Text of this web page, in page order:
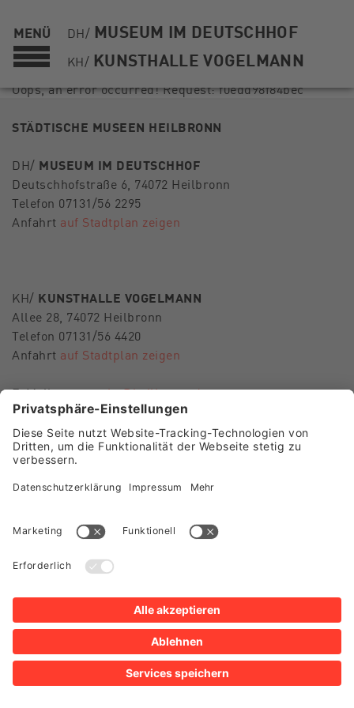
MENÜ DH/ MUSEUM IM DEUTSCHHOF
KH/ KUNSTHALLE VOGELMANN
Oops, an error occurred! Request: f0edd98f84bec
STÄDTISCHE MUSEEN HEILBRONN
DH/ MUSEUM IM DEUTSCHHOF
Deutschhofstraße 6, 74072 Heilbronn
Telefon 07131/56 2295
Anfahrt auf Stadtplan zeigen
KH/ KUNSTHALLE VOGELMANN
Allee 28, 74072 Heilbronn
Telefon 07131/56 4420
Anfahrt auf Stadtplan zeigen
E-Mailmuseen-hn@heilbronn.de
Besuch Museum im Deutschhof
Besuch Kunsthalle Vogelmann
Shop
Newsletter
Impressum Datenschutz Sitemap